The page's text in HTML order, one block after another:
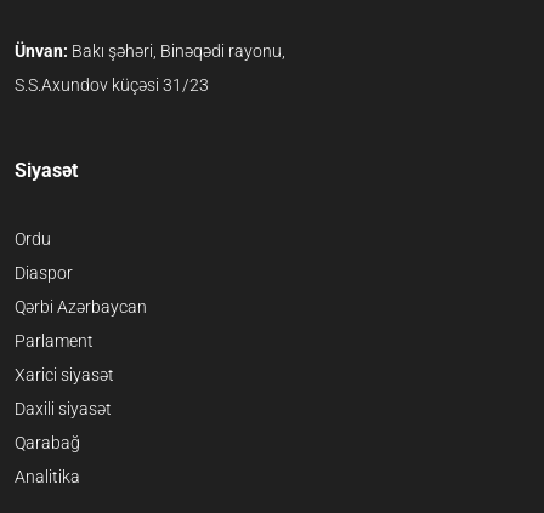
Ünvan: Bakı şəhəri, Binəqədi rayonu,
S.S.Axundov küçəsi 31/23
Siyasət
Ordu
Diaspor
Qərbi Azərbaycan
Parlament
Xarici siyasət
Daxili siyasət
Qarabağ
Analitika